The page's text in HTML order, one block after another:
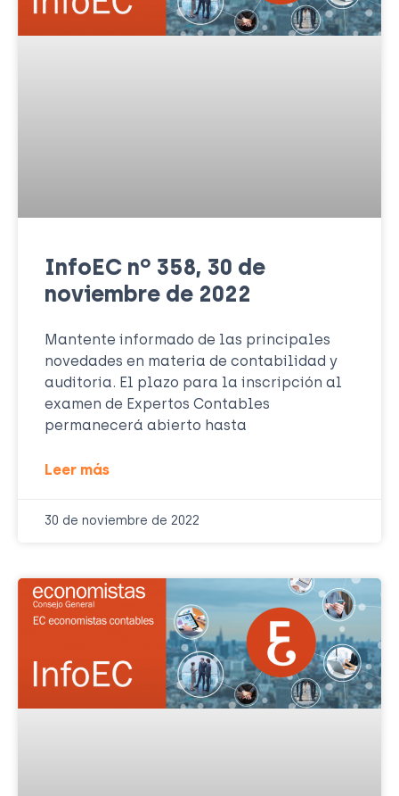
InfoEC nº 358, 30 de
noviembre de 2022
Mantente informado de las principales
novedades en materia de contabilidad y
auditoria. El plazo para la inscripción al
examen de Expertos Contables
permanecerá abierto hasta
Leer más
30 de noviembre de 2022